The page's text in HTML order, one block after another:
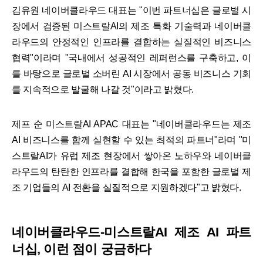
김유원 네이버클라우드 대표는 "이번 파트너십은 글로벌 시
장에서 검증된 미스트랄AI의 제조 특화 기술력과 네이버클
라우드의 안정적인 인프라를 결합하는 실질적인 비즈니스
협력"이라며 "국내에서 성공적인 레퍼런스를 구축하고, 이
를 바탕으로 글로벌 소버린 AI 시장에서 공동 비즈니스 기회
를 지속적으로 발굴해 나갈 것"이라고 밝혔다.
제프 순 미스트랄AI APAC 대표는 "네이버클라우드는 제조
AI 비즈니스를 함께 실현할 수 있는 최적의 파트너"라며 "미
스트랄AI가 유럽 제조 현장에서 쌓아온 노하우와 네이버클
라우드의 탄탄한 인프라를 결합해 한국을 포함한 글로벌 제
조 기업들의 AI 전환을 실질적으로 지원하겠다"고 밝혔다.
네이버클라우드-미스트랄AI 제조 AI 파트
너십, 이런 점이 궁금하다